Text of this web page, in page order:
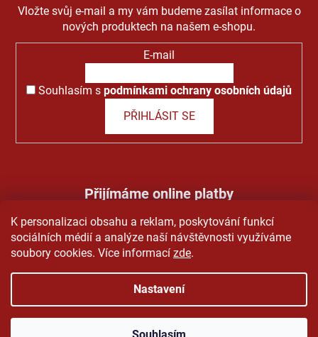
K personalizaci obsahu a reklam, poskytování funkcí
sociálních médií a analýze naší návštěvnosti využíváme
soubory cookies. Více informací zde.
Nastavení
Vložte svůj e-mail a my vám budeme zasílat informace o
nových produktech na našem e-shopu.
E-mail
Souhlasím s podmínkami ochrany osobních údajů
PŘIHLÁSIT SE
Přijímáme online platby
Vytvořil Shoptet&PekneWeby
Copyright 2026Pivo Grando. Všechna práva vyhrazena.